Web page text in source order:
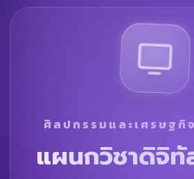
ศิลปกรรมและเศรษฐกิ
แผนกวิชาดิจิทั